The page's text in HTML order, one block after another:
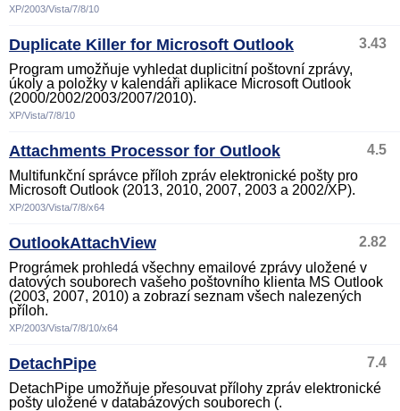
XP/2003/Vista/7/8/10
Duplicate Killer for Microsoft Outlook
3.43
Program umožňuje vyhledat duplicitní poštovní zprávy,
úkoly a položky v kalendáři aplikace Microsoft Outlook
(2000/2002/2003/2007/2010).
XP/Vista/7/8/10
Attachments Processor for Outlook
4.5
Multifunkční správce příloh zpráv elektronické pošty pro
Microsoft Outlook (2013, 2010, 2007, 2003 a 2002/XP).
XP/2003/Vista/7/8/x64
OutlookAttachView
2.82
Prográmek prohledá všechny emailové zprávy uložené v
datových souborech vašeho poštovního klienta MS Outlook
(2003, 2007, 2010) a zobrazí seznam všech nalezených
příloh.
XP/2003/Vista/7/8/10/x64
DetachPipe
7.4
DetachPipe umožňuje přesouvat přílohy zpráv elektronické
pošty uložené v databázových souborech (.